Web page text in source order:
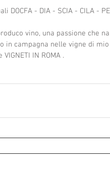
- DIA - SCIA - CILA -
vino, una passione che
in campagna nelle vigne di
IN ROMA .